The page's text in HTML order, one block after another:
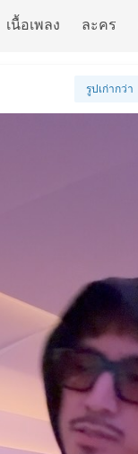
เนื้อเพลง ละคร
รูปเก่ากว่า